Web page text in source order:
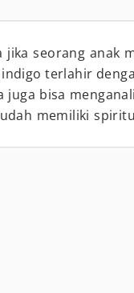
jika seorang anak
terlahir
juga bisa
memiliki